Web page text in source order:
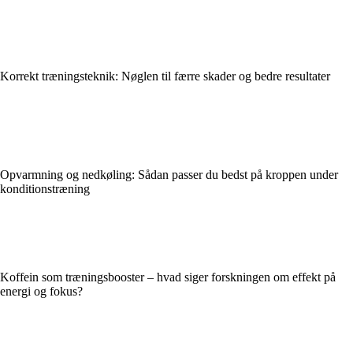
Korrekt træningsteknik: Nøglen til færre skader og bedre resultater
Opvarmning og nedkøling: Sådan passer du bedst på kroppen under
konditionstræning
Koffein som træningsbooster – hvad siger forskningen om effekt på
energi og fokus?